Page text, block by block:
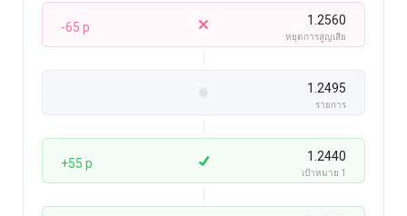
-65 p 1.2560
หยุดการสูญเสีย
1.2495
รายการ
+55 p 1.2440
เป้าหมาย 1